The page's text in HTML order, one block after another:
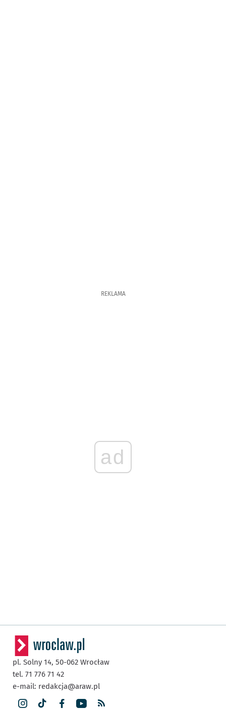
REKLAMA
ad
pl. Solny 14, 50-062 Wrocław
tel. 71 776 71 42
e-mail: redakcja@araw.pl